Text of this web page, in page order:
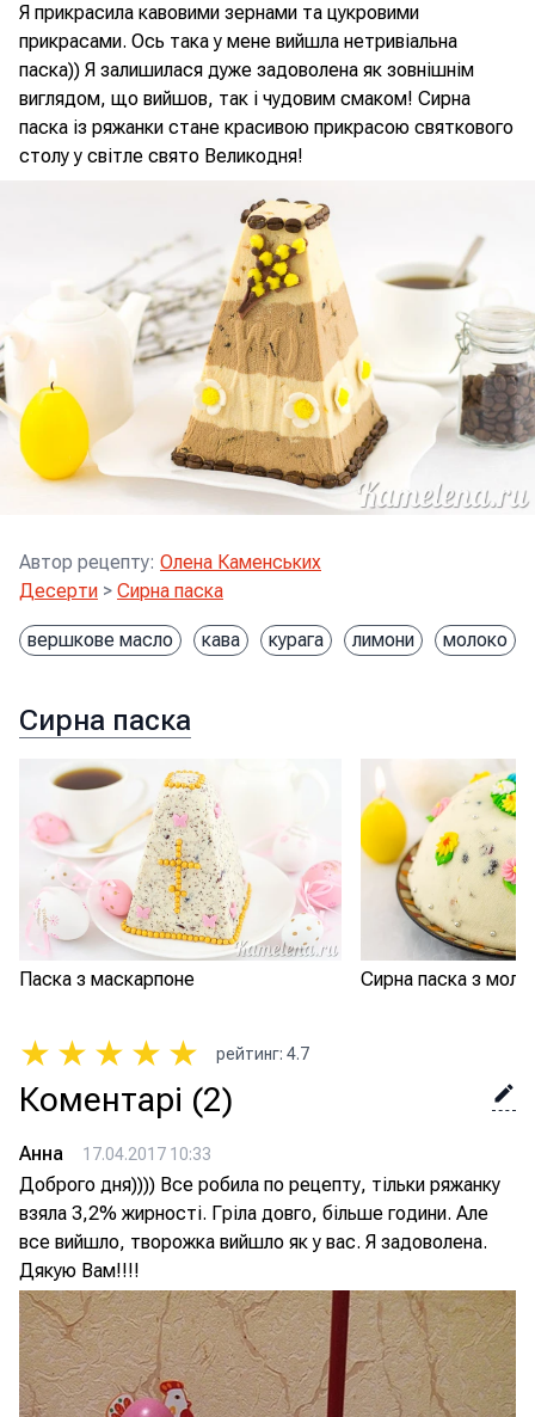
Я прикрасила кавовими зернами та цукровими
прикрасами. Ось така у мене вийшла нетривіальна
паска)) Я залишилася дуже задоволена як зовнішнім
виглядом, що вийшов, так і чудовим смаком! Сирна
паска із ряжанки стане красивою прикрасою святкового
столу у світле свято Великодня!
Автор рецепту: Олена Каменських
Десерти > Сирна паска
вершкове масло кава курага лимони молоко
Сирна паска
Паска з маскарпоне Сирна паска з
★ ★ ★ ★ ★ рейтинг: 4.7
Коментарі (2)
Анна 17.04.2017 10:33
Доброго дня)))) Все робила по рецепту, тільки ряжанку
взяла 3,2% жирності. Гріла довго, більше години. Але
все вийшло, творожка вийшло як у вас. Я задоволена.
Дякую Вам!!!!